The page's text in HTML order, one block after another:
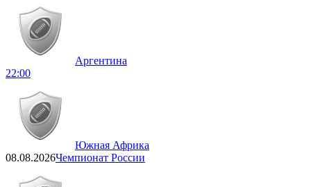
Аргентина
22:00
Южная Африка
08.08.2026Чемпионат России